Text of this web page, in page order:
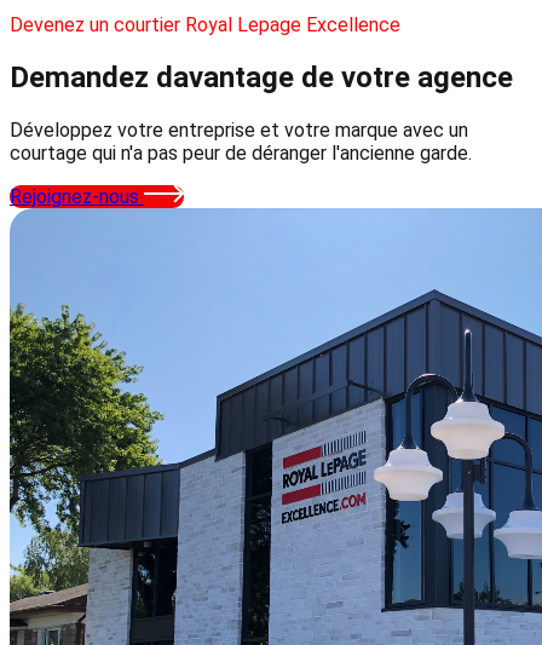
Devenez un courtier Royal Lepage Excellence
Demandez davantage de votre agence
Développez votre entreprise et votre marque avec un
courtage qui n'a pas peur de déranger l'ancienne garde.
Rejoignez-nous